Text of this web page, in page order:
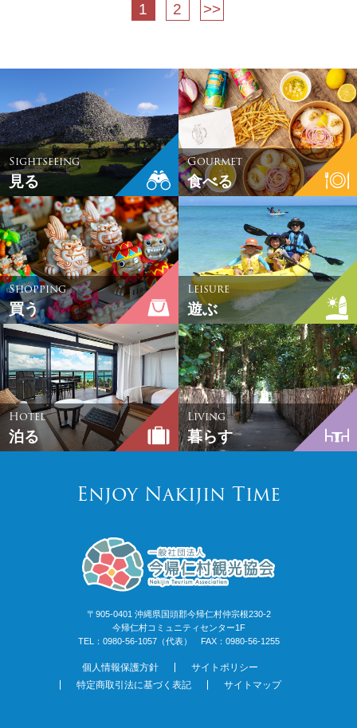
1 2 >>
Sightseeing
見る
Gourmet
食べる
Shopping
買う
Leisure
遊ぶ
Hotel
泊る
Living
暮らす
Enjoy Nakijin Time
〒905-0401 沖縄県国頭郡今帰仁村仲宗根230-2
今帰仁村コミュニティセンター1F
TEL：0980-56-1057（代表） FAX：0980-56-1255
個人情報保護方針
サイトポリシー
特定商取引法に基づく表記
サイトマップ